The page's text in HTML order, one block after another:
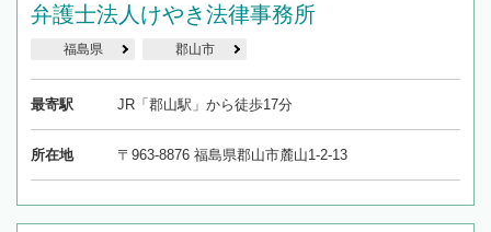
弁護士法人けやき法律事務所
福島県 郡山市
最寄駅 JR「郡山駅」から徒歩17分
所在地 〒963-8876 福島県郡山市麓山1-2-13